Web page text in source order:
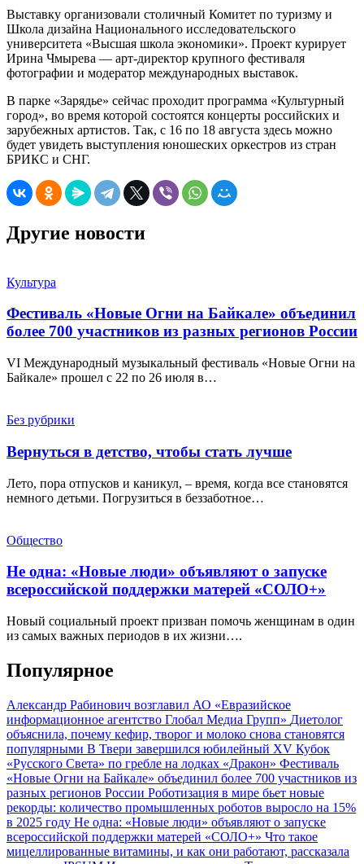
Выставку организовали столичный Комитет по туризму и
Школа дизайна Национального исследовательского
университета «Высшая школа экономики». Проект курирует
Ирина Чмырева — арт-директор крупного фестиваля
фотографии и модератор международных выставок.
В парке «Зарядье» сейчас проходит программа «Культурный
город», во время которой состоятся концерты российских и
зарубежных артистов. Так, с 16 по 18 августа здесь можно
будет увидеть выступления юношеских оркестров из стран
БРИКС и СНГ.
Другие новости
Культура
Фестиваль «Новые Огни на Байкале» объединил
более 700 участников из разных регионов России
VI Международный музыкальный фестиваль «Новые Огни на
Байкале» прошел с 22 по 26 июля в…
Без рубрики
Вернуться в детство, чтобы стать лучше
Лето, пора отпусков и каникул, – время, когда все становятся
немного детьми. Погрузиться в беззаботное…
Общество
Не одна: «Новые люди» объявляют о запуске
всероссийской поддержки матерей «СОЛО+»
Новый социальный проект призван помочь женщинам в один
из самых важных периодов в их жизни….
Популярное
Александр Рабинович возглавил АО «Евразийское
информационное агентство Глобал Медиа Групп» Диетолог
объяснила, почему кефир, творог и молоко снова становятся
популярными В Твери завершился юбилейный XV Кубок
«Русского Света» по гребле на лодках «Дракон» Фестиваль
«Новые Огни на Байкале» объединил более 700 участников из
разных регионов России Роботизация в мире бьет новые
рекорды: количество промышленных роботов выросло на 15%
в 2025 году Не одна: «Новые люди» объявляют о запуске
всероссийской поддержки матерей «СОЛО+» Что такое
мицеллированные витамины, и как они работают, рассказала